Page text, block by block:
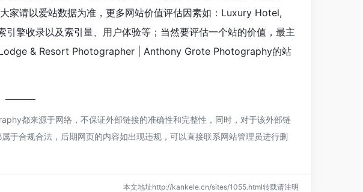
家请以爱站数据为准，更多网站价值评估因素如：Luxury Hotel,
收录以及索引量、用户体验等；当然要评估一个站的价值，最主
& Resort Photographer | Anthony Grote Photography的站
都来源于网络，不保证外部链接的准确性和完整性，同时，对于该外部链
合规合法，后期网页的内容如出现违规，可以直接联系网站管理员进行删
本文地址http://kankele.cn/sites/1055.html转载请注明